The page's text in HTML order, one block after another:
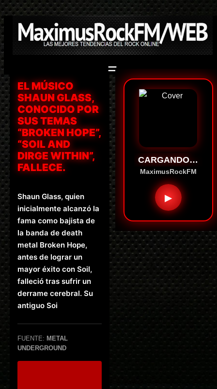
Saltar
al
contenido
EL MÚSICO
SHAUN GLASS,
CONOCIDO POR
SUS TEMAS
“BROKEN HOPE”,
“SOIL AND
DIRGE WITHIN”,
FALLECE.
Shaun Glass, quien
inicialmente alcanzó la
fama como bajista de
la banda de death
metal Broken Hope,
antes de lograr un
mayor éxito con Soil,
falleció tras sufrir un
derrame cerebral. Su
antiguo Soi
FUENTE: METAL
UNDERGROUND
CARGANDO…
MaximusRockFM
▶